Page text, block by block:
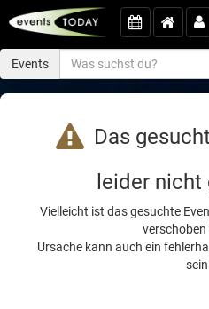
Events
Das
leider nicht
Vielleicht ist das gesuchte
Ursache kann auch ein